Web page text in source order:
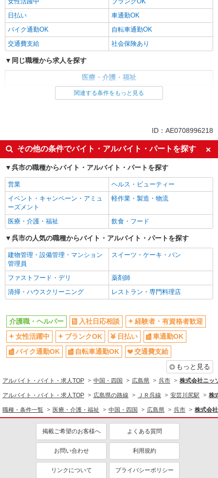
詳細を見る
日払い
車通勤OK
バイク通勤OK
自転車通勤OK
交通費支給
社会保険あり
同じ職種から求人を探す
医療・介護・福祉
交通費支給
社会保険あり
関連する条件をもっと見る
ID：AE0708996218
その他の条件でバイト・アルバイト・パートを探す
呉市の職種からバイト・アルバイト・パートを探す
営業
ヘルス・ビューティー
イベント・キャンペーン・アミュ
ーズメント
軽作業・製造・物流
医療・介護・福祉 飲食・フード
呉市の人気の職種からバイト・アルバイト・パートを探す
建物管理・設備管理・マンション
管理員
スイーツ・ケーキ・パン
ファストフード・デリ
薬剤師
清掃・ハウスクリーニング
レストラン・専門料理店
介護職・ヘルパー 入社日応相談
経験者・有資格者歓迎
女性活躍中
ブランクOK 日払い
車通勤OK
バイク通勤OK
自転車通勤OK
交通費支給
もっと見る
アルバイト・バイト・求人TOP 中国・四国 広島県 呉市 株式会社ニッ
アルバイト・バイト・求人TOP 広島県の路線 ＪＲ呉線 安芸川尻駅 株
職種・条件一覧 医療・介護・福祉 中国・四国 広島県 呉市 株式会
掲載ご希望のお客様へ よくある質問
お問い合わせ 利用規約
リンクについて プライバシーポリシー